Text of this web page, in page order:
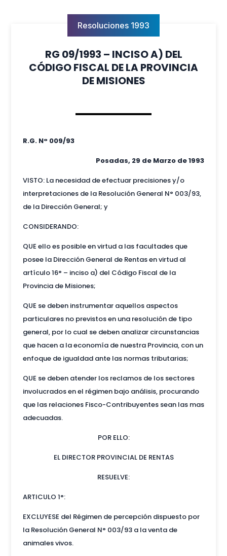
Resoluciones 1993
RG 09/1993 – INCISO A) DEL
CÓDIGO FISCAL DE LA PROVINCIA
DE MISIONES
R.G. N° 009/93
Posadas, 29 de Marzo de 1993
VISTO: La necesidad de efectuar precisiones y/o
interpretaciones de la Resolución General N° 003/93,
de la Dirección General; y
CONSIDERANDO:
QUE ello es posible en virtud a las facultades que
posee la Dirección General de Rentas en virtud al
artículo 16° – inciso a) del Código Fiscal de la
Provincia de Misiones;
QUE se deben instrumentar aquellos aspectos
particulares no previstos en una resolución de tipo
general, por lo cual se deben analizar circunstancias
que hacen a la economía de nuestra Provincia, con un
enfoque de igualdad ante las normas tributarias;
QUE se deben atender los reclamos de los sectores
involucrados en el régimen bajo análisis, procurando
que las relaciones Fisco-Contribuyentes sean las mas
adecuadas.
POR ELLO:
EL DIRECTOR PROVINCIAL DE RENTAS
RESUELVE:
ARTICULO 1°:
EXCLUYESE del Régimen de percepción dispuesto por
la Resolución General N° 003/93 a la venta de
animales vivos.